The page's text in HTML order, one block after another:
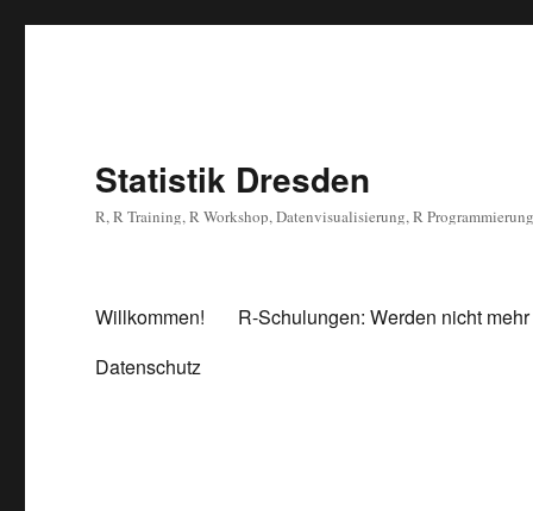
Statistik Dresden
R, R Training, R Workshop, Datenvisualisierung, R Programmierung
Willkommen! R-Schulungen: Werden nicht
Datenschutz